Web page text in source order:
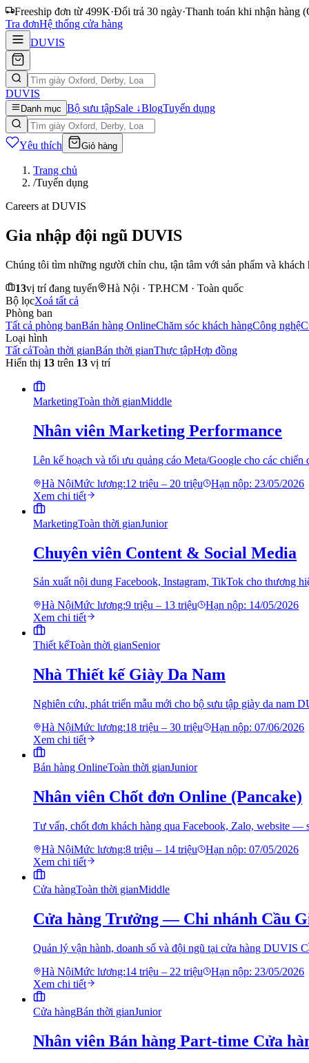
Freeship đơn từ 499K·Đổi trả 30 ngày·Thanh toán khi nhận hàng
Tra đơnHệ thống cửa hàng
DUVIS
DUVIS
Danh mục Bộ sưu tậpSale ↓BlogTuyển dụng
Yêu thích Giỏ hàng
Trang chủ
/Tuyển dụng
Careers at DUVIS
Gia nhập đội ngũ DUVIS
Chúng tôi tìm những người chỉn chu, tận tâm với sản phẩm và
13vị trí đang tuyển
Hà Nội · TP.HCM · Toàn quốc
Bộ lọcXoá tất cả
Phòng ban
Tất cả phòng banBán hàng OnlineChăm sóc khách hàngCông nghệ
Loại hình
Tất cảToàn thời gianBán thời gianThực tậpHợp đồng
Hiển thị 13 trên 13 vị trí
MarketingToàn thời gianMiddle
Nhân viên Marketing Performance
Lên kế hoạch và tối ưu quảng cáo Meta/Google cho các
Hà NộiMức lương:12 triệu – 20 triệu Hạn nộp: 23/05/2026
Xem chi tiết
MarketingToàn thời gianJunior
Chuyên viên Content & Social Media
Sản xuất nội dung Facebook, Instagram, TikTok cho thương
Hà NộiMức lương:9 triệu – 13 triệu Hạn nộp: 14/05/2026
Xem chi tiết
Thiết kếToàn thời gianSenior
Nhà Thiết kế Giày Da Nam
Nghiên cứu, phát triển mẫu mới cho bộ sưu tập giày da nam
Hà NộiMức lương:18 triệu – 30 triệu Hạn nộp: 07/06/2026
Xem chi tiết
Bán hàng OnlineToàn thời gianJunior
Nhân viên Chốt đơn Online (Pancake)
Tư vấn, chốt đơn khách hàng qua Facebook, Zalo, website —
Hà NộiMức lương:8 triệu – 14 triệu Hạn nộp: 07/05/2026
Xem chi tiết
Cửa hàngToàn thời gianMiddle
Cửa hàng Trưởng — Chi nhánh Cầu
Quản lý vận hành, doanh số và đội ngũ tại cửa hàng DUVIS
Hà NộiMức lương:14 triệu – 22 triệu Hạn nộp: 23/05/2026
Xem chi tiết
Cửa hàngBán thời gianJunior
Nhân viên Bán hàng Part-time Cửa